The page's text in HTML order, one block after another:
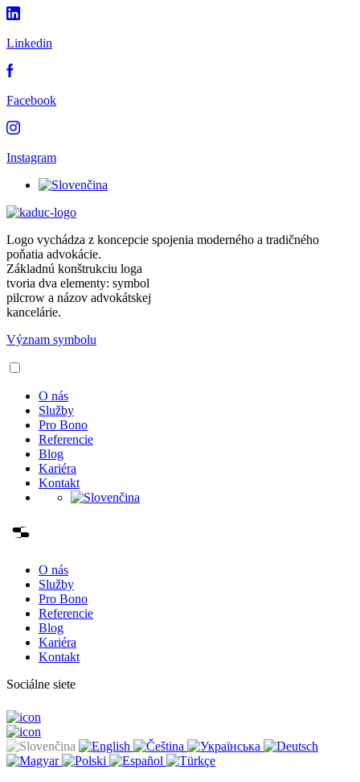
Linkedin
Facebook
Instagram
Logo vychádza z koncepcie spojenia moderného a tradičného
poňatia advokácie.
Základnú konštrukciu loga
tvoria dva elementy: symbol
pilcrow a názov advokátskej
kancelárie.
Význam symbolu
O nás
Služby
Pro Bono
Referencie
Blog
Kariéra
Kontakt
O nás
Služby
Pro Bono
Referencie
Blog
Kariéra
Kontakt
Sociálne siete